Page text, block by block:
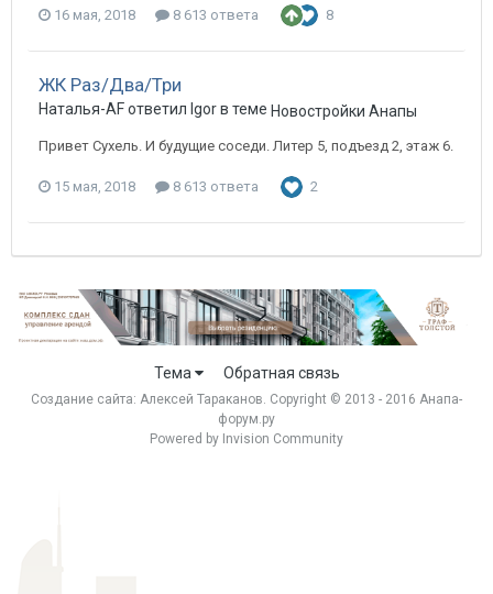
16 мая, 2018 8 613 ответа 8
ЖК Раз/Два/Три
Наталья-AF ответил Igor в теме Новостройки Анапы
Привет Сухель. И будущие соседи. Литер 5, подъезд 2, этаж 6.
15 мая, 2018 8 613 ответа 2
Тема Обратная связь
Создание сайта: Алексей Тараканов . Copyright © 2013 - 2016 Анапа-
форум.ру
Powered by Invision Community